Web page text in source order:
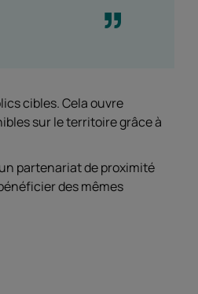
cibles. Cela ouvre
sur le territoire grâce à
partenariat de proximité
des mêmes